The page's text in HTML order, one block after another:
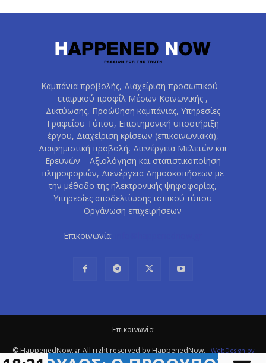
Καμπάνια προβολής, Διαχείριση προσωπικού –
εταιρικού προφίλ Μέσων Κοινωνικής ,
Δικτύωσης, Προώθηση καμπάνιας, Υπηρεσίες
Γραφείου Τύπου, Επιστημονική υποστήριξη
έργου, Διαχείριση κρίσεων (επικοινωνιακά),
Διαφημιστική προβολή, Διενέργεια Μελετών και
Ερευνών – Αξιολόγηση και στατιστικοποίηση
πληροφοριών, Διενέργεια Δημοσκοπήσεων με
την μέθοδο της ηλεκτρονικής ψηφοφορίας,
Υπηρεσίες αποδελτίωσης τοπικού τύπου
Οργάνωση επιχειρήσεων
Επικοινωνία:
Eπικοινωνία
© HappenedNow.gr All right reserved by HappenedNow. WebDesign by